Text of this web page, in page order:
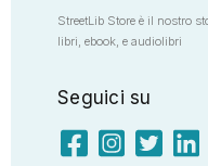
StreetLib Store è il nostro
libri, ebook, e audiolibri
Seguici su